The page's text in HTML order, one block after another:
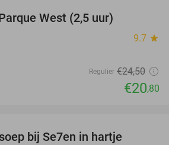
West (2,5 uur)
9.7 star
Regulier €24,50
€20,80
bij Se7en in hartje